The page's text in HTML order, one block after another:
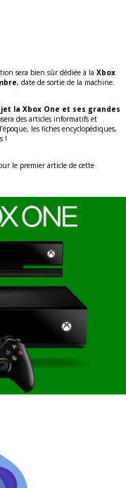
sera bien sûr dédiée à la Xbox
, date de sortie de la machine.
la Xbox One et ses grandes
des articles informatifs et
les fiches encyclopédiques,
!
le premier article de cette